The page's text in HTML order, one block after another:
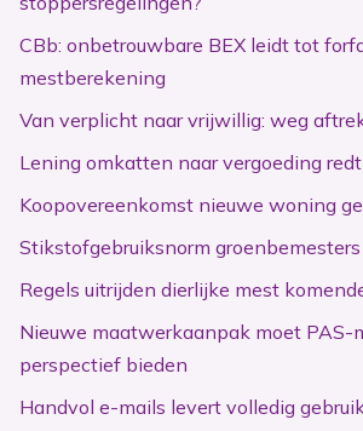
CBb: onbetrouwbare BEX leidt tot
mestberekening
Van verplicht naar vrijwillig: weg
Lening omkatten naar vergoeding
Koopovereenkomst nieuwe woning
Stikstofgebruiksnorm groenbemesters
Regels uitrijden dierlijke mest
Nieuwe maatwerkaanpak moet PAS-
perspectief bieden
Handvol e-mails levert volledig